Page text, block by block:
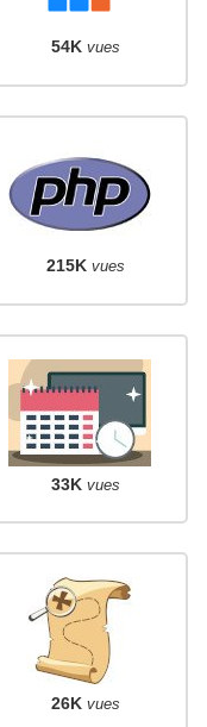
54K vues
215K vues
33K vues
26K vues